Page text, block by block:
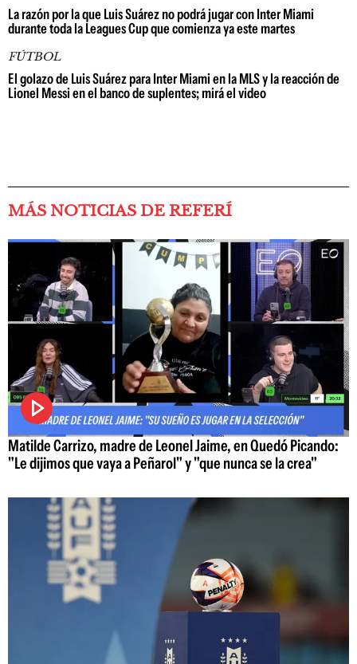
La razón por la que Luis Suárez no podrá jugar con Inter Miami
durante toda la Leagues Cup que comienza ya este martes
FÚTBOL
El golazo de Luis Suárez para Inter Miami en la MLS y la reacción de
Lionel Messi en el banco de suplentes; mirá el video
MÁS NOTICIAS DE REFERÍ
Matilde Carrizo, madre de Leonel Jaime, en Quedó Picando:
"Le dijimos que vaya a Peñarol" y "que nunca se la crea"